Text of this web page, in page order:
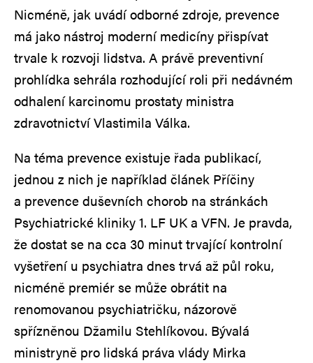
Nicméně, jak uvádí odborné zdroje, prevence
má jako nástroj moderní medicíny přispívat
trvale k rozvoji lidstva. A právě preventivní
prohlídka sehrála rozhodující roli při nedávném
odhalení karcinomu prostaty ministra
zdravotnictví Vlastimila Válka.
Na téma prevence existuje řada publikací,
jednou z nich je například článek Příčiny
a prevence duševních chorob na stránkách
Psychiatrické kliniky 1. LF UK a VFN. Je pravda,
že dostat se na cca 30 minut trvající kontrolní
vyšetření u psychiatra dnes trvá až půl roku,
nicméně premiér se může obrátit na
renomovanou psychiatričku, názorově
spřízněnou Džamilu Stehlíkovou. Bývalá
ministryně pro lidská práva vlády Mirka